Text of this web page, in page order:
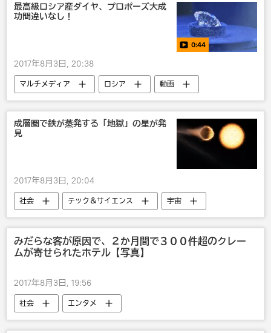
最高級ロシア産ダイヤ、プロポーズ大成
功間違いなし！
0:44
2017年8月3日, 20:38
マルチメディア ロシア 動画
成層圏で鉄が蒸発する「地獄」の星が発
見
2017年8月3日, 20:04
社会 テック＆サイエンス 宇宙
みだらな客が原因で、２か月間で３００件超のクレー
ムが寄せられたホテル【写真】
2017年8月3日, 19:56
社会 エンタメ